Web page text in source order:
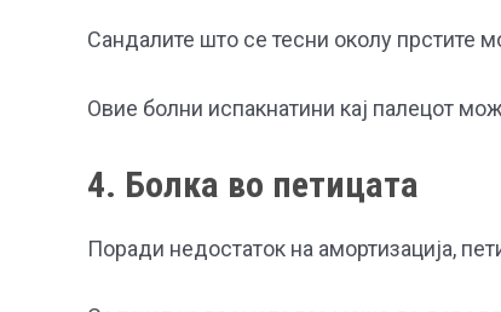
Сандалите што се тесни околу прстите
Овие болни испакнатини кај палецот
4. Болка во петицата
Поради недостаток на амортизација,